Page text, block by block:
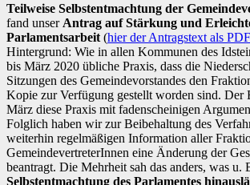
Teilweise Selbstentmachtung der
fand unser Antrag auf Stärkung und
Parlamentsarbeit (hier der Antragstext als PDF
Hintergrund: Wie in allen Kommunen des
bis März 2020 übliche Praxis, dass die
Sitzungen des Gemeindevorstandes den
Kopie zur Verfügung gestellt worden sind. Der
März diese Praxis mit fadenscheinigen
Folglich haben wir zur Beibehaltung des
weiterhin regelmäßigen Information aller
GemeindevertreterInnen eine Änderung der
beantragt. Die Mehrheit sah das anders, was u.
Selbstentmachtung des Parlamentes